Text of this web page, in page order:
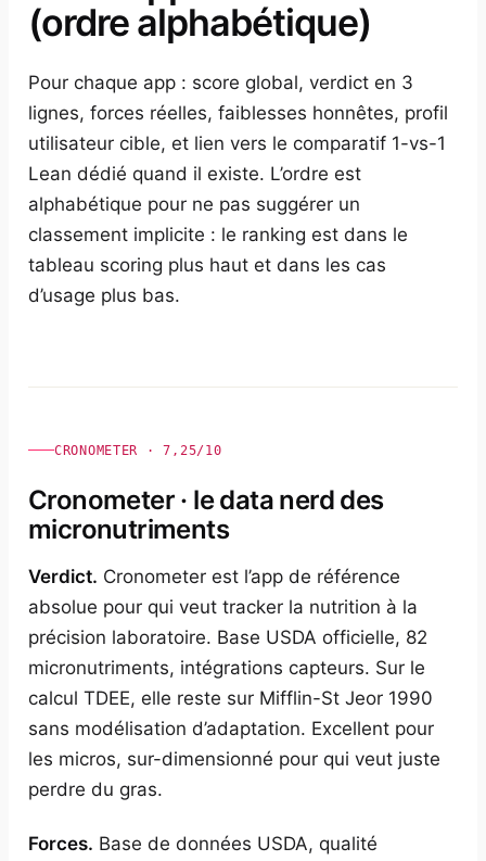
(ordre alphabétique)
Pour chaque app : score global, verdict en 3
lignes, forces réelles, faiblesses honnêtes, profil
utilisateur cible, et lien vers le comparatif 1-vs-1
Lean dédié quand il existe. L’ordre est
alphabétique pour ne pas suggérer un
classement implicite : le ranking est dans le
tableau scoring plus haut et dans les cas
d’usage plus bas.
CRONOMETER · 7,25/10
Cronometer · le data nerd des
micronutriments
Verdict. Cronometer est l’app de référence
absolue pour qui veut tracker la nutrition à la
précision laboratoire. Base USDA officielle, 82
micronutriments, intégrations capteurs. Sur le
calcul TDEE, elle reste sur Mifflin-St Jeor 1990
sans modélisation d’adaptation. Excellent pour
les micros, sur-dimensionné pour qui veut juste
perdre du gras.
Forces. Base de données USDA, qualité